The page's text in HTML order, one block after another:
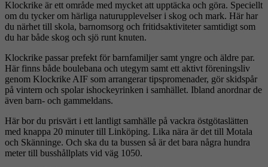
Klockrike är ett område med mycket att upptäcka och göra. Speciellt
om du tycker om härliga naturupplevelser i skog och mark. Här har
du närhet till skola, barnomsorg och fritidsaktiviteter samtidigt som
du har både skog och sjö runt knuten.
Klockrike passar prefekt för barnfamiljer samt yngre och äldre par.
Här finns både boulebana och utegym samt ett aktivt föreningsliv
genom Klockrike AIF som arrangerar tipspromenader, gör skidspår
på vintern och spolar ishockeyrinken i samhället. Ibland anordnar de
även barn- och gammeldans.
Här bor du prisvärt i ett lantligt samhälle på vackra östgötaslätten
med knappa 20 minuter till Linköping. Lika nära är det till Motala
och Skänninge. Och ska du ta bussen så är det bara några hundra
meter till busshållplats vid väg 1050.